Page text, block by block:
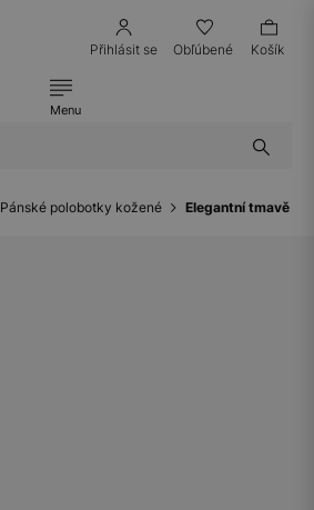
Přihlásit se Obľúbené Košík
Menu
Pánské polobotky kožené Elegantní tmavě